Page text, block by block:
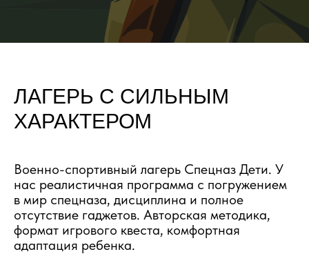
ЛАГЕРЬ С СИЛЬНЫМ
ХАРАКТЕРОМ
Военно-спортивный лагерь Спецназ Дети. У
нас реалистичная программа с погружением
в мир спецназа, дисциплина и полное
отсутствие гаджетов. Авторская методика,
формат игрового квеста, комфортная
адаптация ребенка.